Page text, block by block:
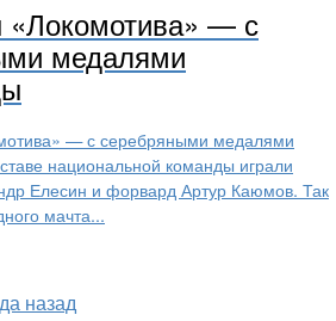
«Локомотива» — с
медалями
— с серебряными медалями
национальной команды играли
Елесин и форвард Артур Каюмов. Так
мачта...
назад